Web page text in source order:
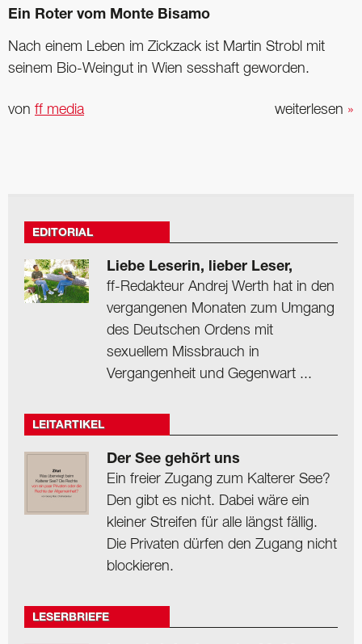
Ein Roter vom Monte Bisamo
Nach einem Leben im Zickzack ist Martin Strobl mit
seinem Bio-Weingut in Wien sesshaft geworden.
weiterlesen »
von ff media
EDITORIAL
Liebe Leserin, lieber Leser,
ff-Redakteur Andrej Werth hat in den
vergangenen Monaten zum Umgang
des Deutschen Ordens mit
sexuellem Missbrauch in
Vergangenheit und Gegenwart ...
LEITARTIKEL
Der See gehört uns
Ein freier Zugang zum Kalterer See?
Den gibt es nicht. Dabei wäre ein
kleiner Streifen für alle längst fällig.
Die Privaten dürfen den Zugang nicht
blockieren.
LESERBRIEFE